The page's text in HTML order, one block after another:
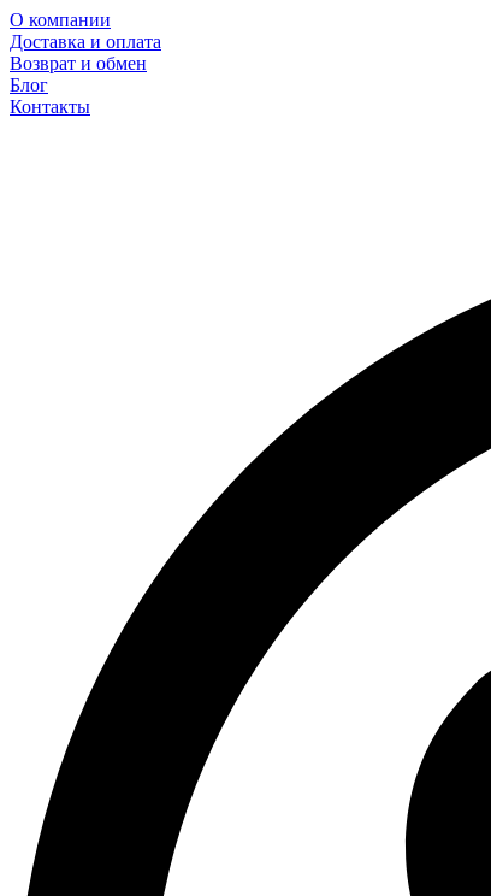
О компании
Доставка и оплата
Возврат и обмен
Блог
Контакты